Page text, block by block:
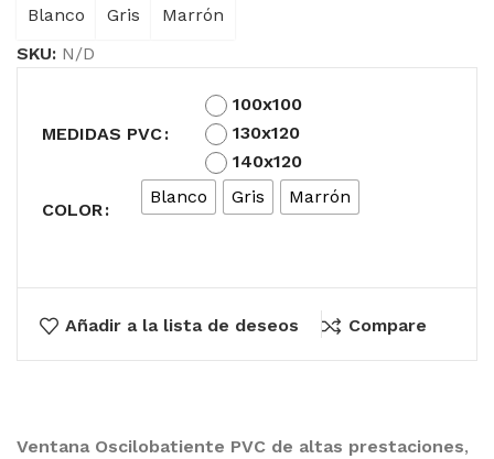
Blanco Gris
Marrón
SKU: N/D
MEDIDAS PVC
100x100
130x120
140x120
COLOR
Blanco Gris Marrón
Añadir a la lista de deseos Compare
Ventana Oscilobatiente PVC de altas prestaciones,